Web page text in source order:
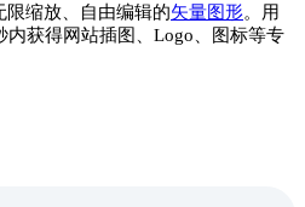
限缩放、自由编辑的矢量图形。用
内获得网站插图、Logo、图标等专